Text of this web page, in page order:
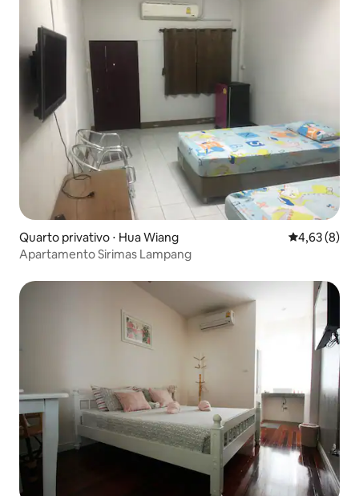
Quarto privativo ⋅ Hua Wiang 4,63 de uma
4,63 (8)
Apartamento Sirimas Lampang